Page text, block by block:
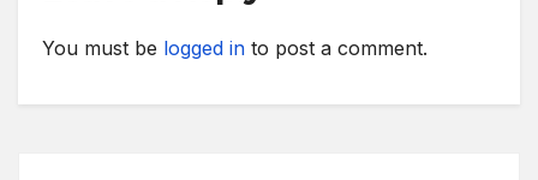
You must be logged in to post a comment.